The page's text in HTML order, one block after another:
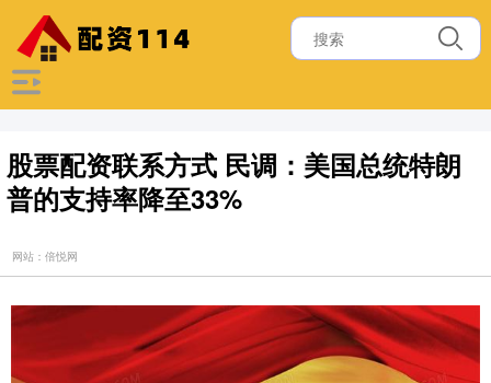
股票配资联系方式 民调：美国总统特朗
普的支持率降至33%
网站：倍悦网